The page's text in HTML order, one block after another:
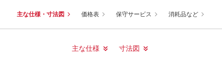
主な仕様・寸法図 価格表 保守サービス 消耗品など
主な仕様 寸法図